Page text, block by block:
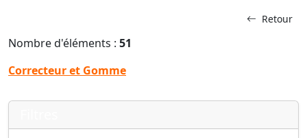
Retour
Nombre d'éléments : 51
Correcteur et Gomme